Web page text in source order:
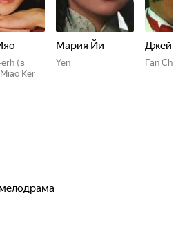
(в
Ker
Мария Йи
Yen Fan